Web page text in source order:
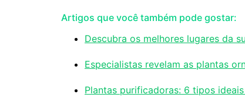
Artigos que você também pode gostar:
Descubra os melhores lugares da
Especialistas revelam as plantas
Plantas purificadoras: 6 tipos